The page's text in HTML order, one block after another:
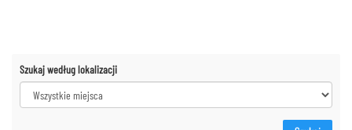
Szukaj według lokalizacji